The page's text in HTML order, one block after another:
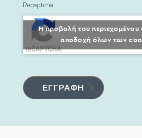
Recaptcha
Η προβολή του περιεχομένου
αποδοχή όλων των